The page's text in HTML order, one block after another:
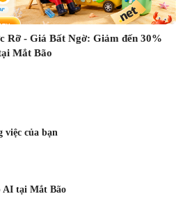
Rỡ - Giá Bất Ngờ: Giảm đến 30%
Mắt Bão
việc của bạn
AI tại Mắt Bão